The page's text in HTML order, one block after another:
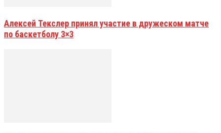
Алексей Текслер принял участие в дружеском матче
по баскетболу 3×3